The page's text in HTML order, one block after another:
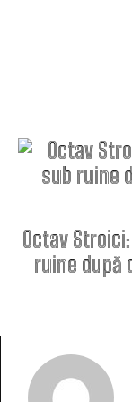
Octav
ruine după